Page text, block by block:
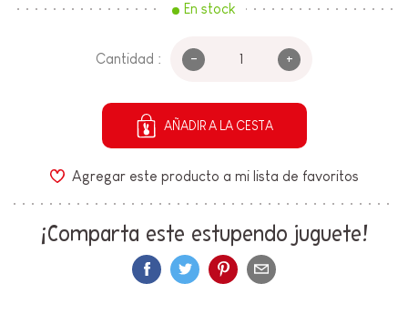
En stock
Cantidad : - +
AÑADIR A LA CESTA
Agregar este producto a mi lista de favoritos
¡Comparta este estupendo juguete!